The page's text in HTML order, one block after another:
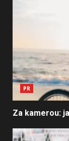
PR
Za kamerou: